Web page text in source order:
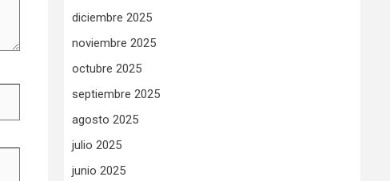
diciembre 2025
noviembre 2025
octubre 2025
septiembre 2025
agosto 2025
julio 2025
junio 2025